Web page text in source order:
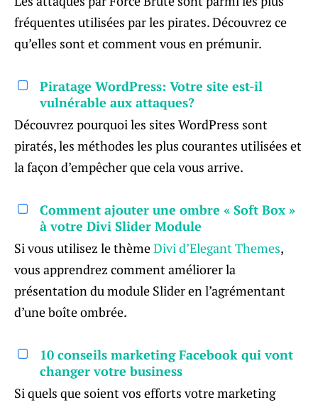
fréquentes utilisées par les pirates. Découvrez ce
qu’elles sont et comment vous en prémunir.
Piratage WordPress: Votre site est-il
vulnérable aux attaques?
Découvrez pourquoi les sites WordPress sont
piratés, les méthodes les plus courantes utilisées et
la façon d’empêcher que cela vous arrive.
Comment ajouter une ombre « Soft Box »
à votre Divi Slider Module
Si vous utilisez le thèmeDivi d’Elegant Themes,
vous apprendrez comment améliorer la
présentation du module Slider en l’agrémentant
d’une boîte ombrée.
10 conseils marketing Facebook qui vont
changer votre business
Si quels que soient vos efforts votre marketing